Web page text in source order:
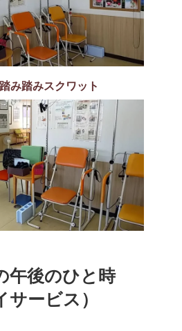
み踏みスクワット
午後のひと時
サービス）